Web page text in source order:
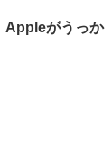
Appleがうっか